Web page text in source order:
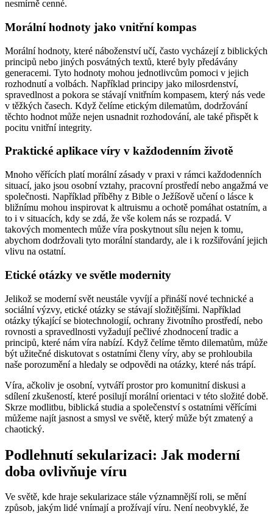
nesmírně cenné.
Morální hodnoty jako vnitřní kompas
Morální hodnoty, které náboženství učí, často vycházejí z biblických
principů nebo jiných posvátných textů, které byly předávány
generacemi. Tyto hodnoty mohou jednotlivcům pomoci v jejich
rozhodnutí a volbách. Například principy jako milosrdenství,
spravedlnost a pokora se stávají vnitřním kompasem, který nás vede
v těžkých časech. Když čelíme etickým dilematům, dodržování
těchto hodnot může nejen usnadnit rozhodování, ale také přispět k
pocitu vnitřní integrity.
Praktické aplikace víry v každodenním životě
Mnoho věřících platí morální zásady v praxi v rámci každodenních
situací, jako jsou osobní vztahy, pracovní prostředí nebo angažmá ve
společnosti. Například příběhy z Bible o Ježíšově učení o lásce k
bližnímu mohou inspirovat k altruismu a ochotě pomáhat ostatním, a
to i v situacích, kdy se zdá, že vše kolem nás se rozpadá. V
takových momentech může víra poskytnout sílu nejen k tomu,
abychom dodržovali tyto morální standardy, ale i k rozšiřování jejich
vlivu na ostatní.
Etické otázky ve světle modernity
Jelikož se moderní svět neustále vyvíjí a přináší nové technické a
sociální výzvy, etické otázky se stávají složitějšími. Například
otázky týkající se biotechnologií, ochrany životního prostředí, nebo
rovnosti a spravedlnosti vyžadují pečlivé zhodnocení tradic a
principů, které nám víra nabízí. Když čelíme těmto dilematům, může
být užitečné diskutovat s ostatními členy víry, aby se prohloubila
naše porozumění a hledaly se odpovědi na otázky, které nás trápí.
Víra, ačkoliv je osobní, vytváří prostor pro komunitní diskusi a
sdílení zkušeností, které posilují morální orientaci v této složité době.
Skrze modlitbu, biblická studia a společenství s ostatními věřícími
můžeme najít jasnost a smysl ve světě, který může být zmatený a
chaotický.
Podlehnutí sekularizaci: Jak moderní
doba ovlivňuje víru
Ve světě, kde hraje sekularizace stále významnější roli, se mění
způsob, jakým lidé vnímají a prožívají víru. Není neobvyklé, že